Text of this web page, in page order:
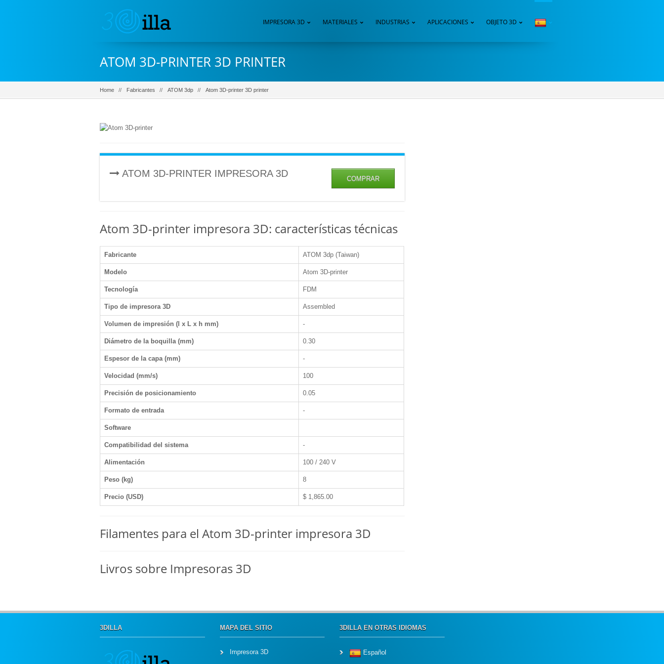
IMPRESORA 3D MATERIALES INDUSTRIAS APLICACIONES OBJETO 3D
ATOM 3D-PRINTER 3D PRINTER
Home Fabricantes ATOM 3dp Atom 3D-printer 3D printer
COMPRAR
ATOM 3D-PRINTER IMPRESORA 3D
Atom 3D-printer impresora 3D: características técnicas
Fabricante ATOM 3dp (Taiwan)
Modelo Atom 3D-printer
Tecnología FDM
Tipo de impresora 3D Assembled
Volumen de impresión (l x L x h mm) -
Diámetro de la boquilla (mm) 0.30
Espesor de la capa (mm) -
Velocidad (mm/s) 100
Precisión de posicionamiento 0.05
Formato de entrada -
Software
Compatibilidad del sistema -
Alimentación 100 / 240 V
Peso (kg) 8
Precio (USD) $ 1,865.00
Filamentes para el Atom 3D-printer impresora 3D
Livros sobre Impresoras 3D
3DILLA MAPA DEL SITIO
Impresora 3D
3DILLA EN OTRAS IDIOMAS
Español